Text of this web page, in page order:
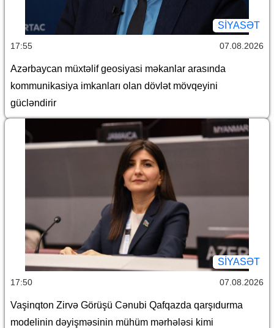
SİYASƏT
17:55 07.08.2026
Azərbaycan müxtəlif geosiyasi məkanlar arasında
kommunikasiya imkanları olan dövlət mövqeyini
gücləndirir
SİYASƏT
17:50 07.08.2026
Vaşinqton Zirvə Görüşü Cənubi Qafqazda qarşıdurma
modelinin dəyişməsinin mühüm mərhələsi kimi